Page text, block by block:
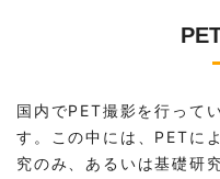
国内でPET撮影を行って
す。この中には、PETに
究のみ、あるいは基礎研